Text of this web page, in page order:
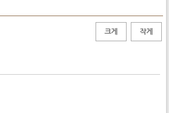
크게 작게